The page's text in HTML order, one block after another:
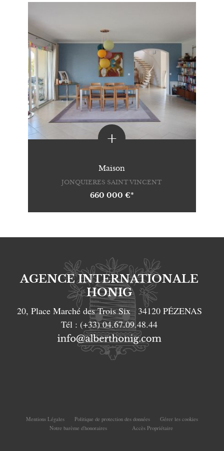
+
Maison
JONQUIERES SAINT VINCENT
660 000 €*
AGENCE INTERNATIONALE
HONIG
20, Place Marché des Trois Six 34120 PÉZENAS
Tél : (+33) 04.67.09.48.44
Mentions Légales Politique de protection des données
Gérer les cookies
Notre barème d'honoraires
Accès Propriétaire